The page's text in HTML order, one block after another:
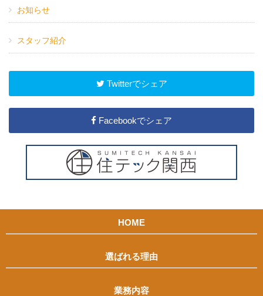
お知らせ
スタッフ紹介
Twitterでシェア
Facebookでシェア
HOME
選ばれる理由
業務内容